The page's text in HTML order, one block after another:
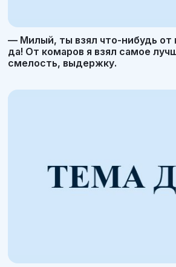
— Милый, ты взял что-нибудь
да! От комаров я взял самое
смелость, выдержку.